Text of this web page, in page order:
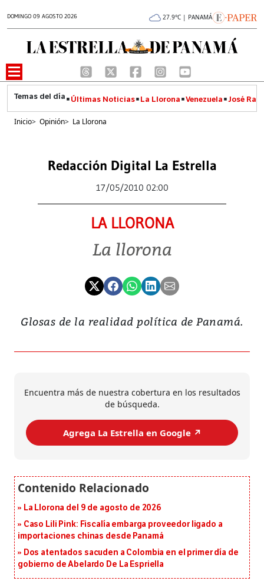
DOMINGO 09 AGOSTO 2026 27.9°C | PANAMÁ
Últimas Noticias La Llorona Venezuela José
Inicio> Opinión> La Llorona
Redacción Digital La Estrella
17/05/2010 02:00
LA LLORONA
La llorona
Glosas de la realidad política de Panamá.
Encuentra más de nuestra cobertura en los resultados
de búsqueda.
Agrega La Estrella en Google ↗️
La Llorona del 9 de agosto de 2026
Caso Lili Pink: Fiscalía embarga proveedor ligado a
importaciones chinas desde Panamá
Dos atentados sacuden a Colombia en el primer día de
gobierno de Abelardo De La Espriella